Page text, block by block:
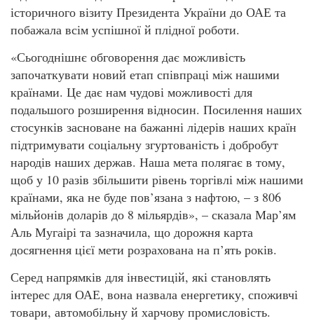
історичного візиту Президента України до ОАЕ та
побажала всім успішної й плідної роботи.
«Сьогоднішнє обговорення дає можливість
започаткувати новий етап співпраці між нашими
країнами. Це дає нам чудові можливості для
подальшого розширення відносин. Посилення наших
стосунків засноване на бажанні лідерів наших країн
підтримувати соціальну згуртованість і добробут
народів наших держав. Наша мета полягає в тому,
щоб у 10 разів збільшити рівень торгівлі між нашими
країнами, яка не буде пов’язана з нафтою, – з 806
мільйонів доларів до 8 мільярдів», – сказала Мар’ям
Аль Мугаірі та зазначила, що дорожня карта
досягнення цієї мети розрахована на п’ять років.
Серед напрямків для інвестицій, які становлять
інтерес для ОАЕ, вона назвала енергетику, споживчі
товари, автомобільну й харчову промисловість.